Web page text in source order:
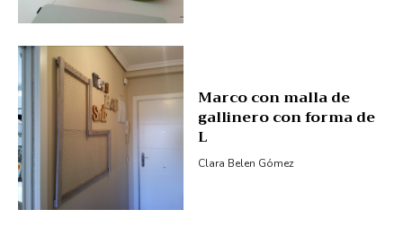
Marco con malla de
gallinero con forma de
L
Clara Belen Gómez